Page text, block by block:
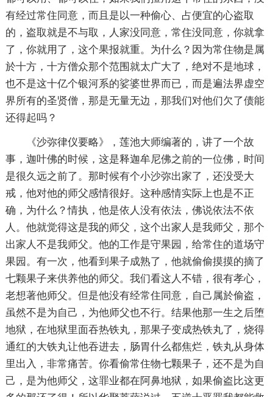
有经过常住同意，而且是以一种偷心、占便宜的心盗取
的，盗取就是不与取，人家没同意，常住没同意，你就拿
了，你就用了，这个果报就重。为什么？因为常住物是属
於十方，十方僧众那个范围就太广大了，绝对不是地球，
也不是这十亿个银河系的娑婆世界而已，而是遍法界虚空
界所有的圣贤僧，那是无量无边，那我们对他们欠了债能
还得起吗？
《沙弥律仪要略》，莲池大师编著的，讲了一个故
事，迦叶佛的时候，这是释迦牟尼佛之前的一位佛，时间
是很久远之前了。那时候有个小沙弥出家了，还没受大
戒，他对他的师父感情很好。这种感情实际上也是不正
确，为什么？情执，他是依人没有依法，佛说依法不依
人。他就觉得这是我的师父，这个出家人是我师父，那个
出家人不是我师父。他的工作是守果园，给常住的道场守
果园。有一次，他看到果子成熟了，他就偷偷摸摸的摘了
七颗果子来供养他的师父。我们看这人不错，很有孝心，
老想著他师父。但是他没有经常住同意，自己属於偷盗，
虽然不是为自己，为他师父也不行。结果他那一生之后堕
地狱，在地狱里面吞热铁丸，那果子变成热铁丸了，烧得
通红的大铁丸让他吞进去，肠胃什么都焦烂，铁丸从身体
里出入，非常痛苦。你看偷常住物七颗果子，还不是为自
己，是为他师父，这罪业都在阿鼻地狱，如果偷盗比这更